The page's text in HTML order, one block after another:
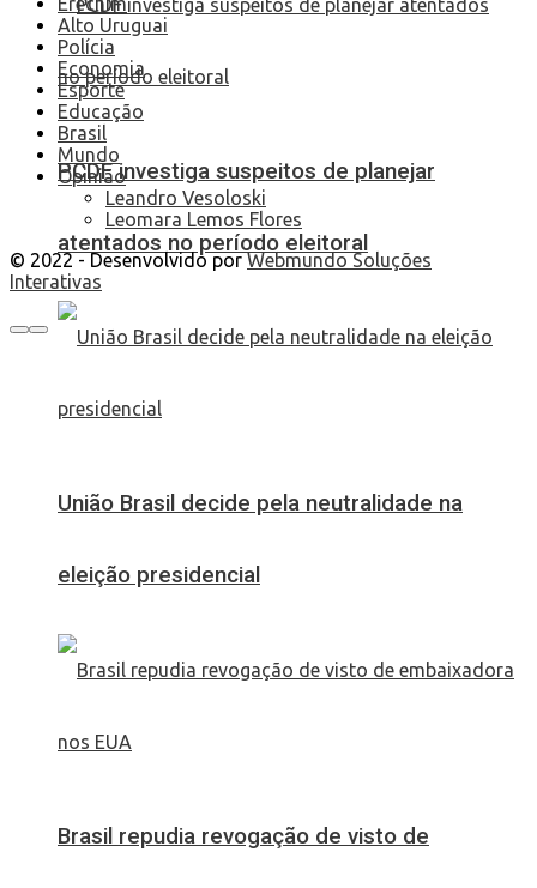
PCDF investiga suspeitos de planejar
atentados no período eleitoral
União Brasil decide pela neutralidade na
eleição presidencial
Brasil repudia revogação de visto de
Alto Uruguai
Polícia
Economia
Esporte
Educação
Brasil
Mundo
Opinião
Leandro Vesoloski
Leomara Lemos Flores
© 2022 - Desenvolvido porWebmundo Soluções
Interativas